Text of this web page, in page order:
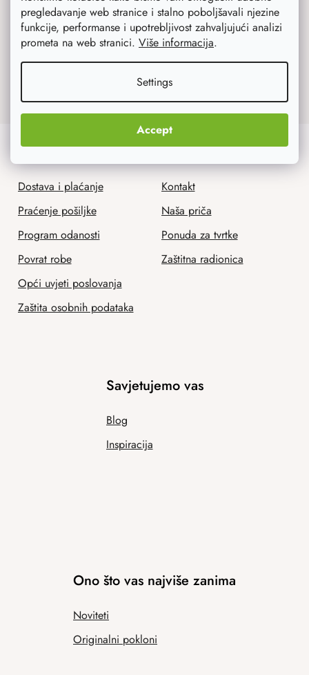
pregledavanje web stranice i stalno poboljšavali njezine
funkcije, performanse i upotrebljivost zahvaljujući analizi
prometa na web stranici. Više informacija.
Settings
Accept
osobnih podataka.
Korisnička služba
Dostava i plaćanje
Praćenje pošiljke
Program odanosti
Povrat robe
Opći uvjeti poslovanja
Zaštita osobnih podataka
Mi smo AtmoWood.hr
Kontakt
Naša priča
Ponuda za tvrtke
Zaštitna radionica
Savjetujemo vas
Blog
Inspiracija
Ono što vas najviše zanima
Noviteti
Originalni pokloni